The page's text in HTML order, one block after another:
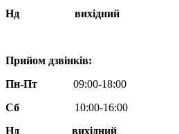
Нд
вихідний
Прийом дзвінків:
Пн-Пт
09:00-18:00
Сб
10:00-16:00
Нд вихідний